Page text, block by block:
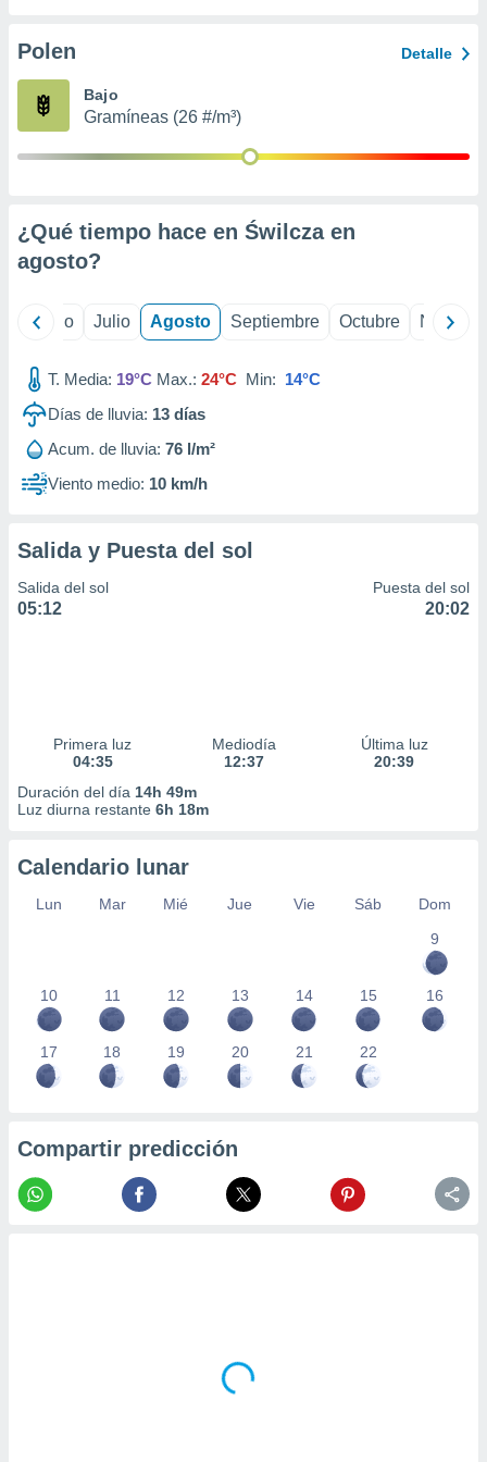
e
mediante
de
1199
Polen Detalle
Bajo
Gramíneas (26 #/m³)
¿Qué tiempo hace en Świlcza en
agosto?
Junio Julio Agosto Septiembre Octubre
T. Media: 19°C Max.: 24°C Min: 14°C
Días de lluvia: 13 días
Acum. de lluvia: 76 l/m²
Viento medio: 10 km/h
Salida y Puesta del sol
Salida del sol
05:12
Puesta del sol
20:02
Primera luz
04:35
Mediodía
12:37
Última luz
20:39
Duración del día 14h 49m
Luz diurna restante 6h 18m
Calendario lunar
Lun Mar Mié Jue Vie Sáb
Dom
9
10 11 12 13 14 15 16
17 18 19 20 21 22
Compartir predicción